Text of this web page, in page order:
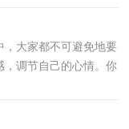
，大家都不可避免地要
，调节自己的心情。你
收集的...